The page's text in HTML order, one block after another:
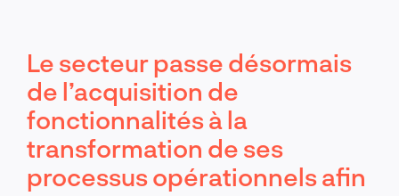
Le secteur passe désormais
de l’acquisition de
fonctionnalités à la
transformation de ses
processus opérationnels afin